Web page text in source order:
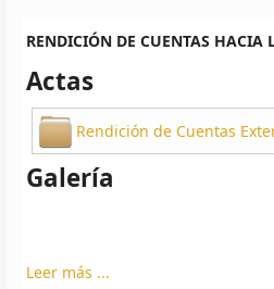
RENDICIÓN DE CUENTAS
Actas
Rendición de Cuentas
Galería
Leer más ...